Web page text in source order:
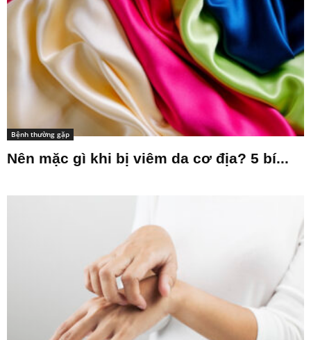
Bệnh thường gặp
Nên mặc gì khi bị viêm da cơ địa? 5 bí...